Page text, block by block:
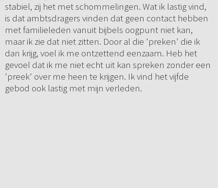
stabiel, zij het met schommelingen. Wat ik lastig vind,
is dat ambtsdragers vinden dat geen contact hebben
met familieleden vanuit bijbels oogpunt niet kan,
maar ik zie dat niet zitten. Door al die 'preken' die ik
dan krijg, voel ik me ontzettend eenzaam. Heb het
gevoel dat ik me niet echt uit kan spreken zonder een
'preek' over me heen te krijgen. Ik vind het vijfde
gebod ook lastig met mijn verleden.